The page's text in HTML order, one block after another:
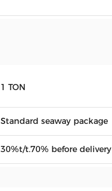
1 TON
Standard seaway package
30%t/t.70% before delivery